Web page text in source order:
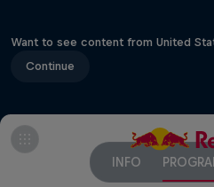
Want to see content from United
Continue
INFO